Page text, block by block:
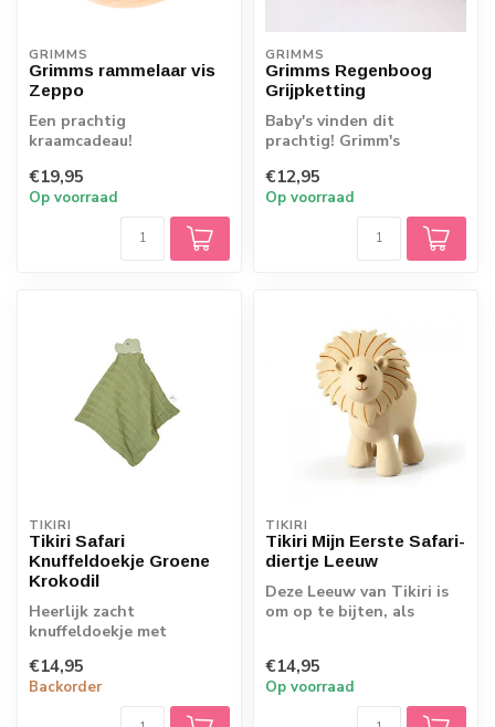
GRIMMS
Grimms rammelaar vis
Zeppo
Een prachtig
kraamcadeau!
€19,95
Op voorraad
GRIMMS
Grimms Regenboog
Grijpketting
Baby's vinden dit
prachtig! Grimm's
van de regenboog....
€12,95
Op voorraad
TIKIRI
Tikiri Safari
Knuffeldoekje Groene
Krokodil
Heerlijk zacht
knuffeldoekje met
natuurlijk rubber. Het z...
€14,95
Backorder
TIKIRI
Tikiri Mijn Eerste Safari-
diertje Leeuw
Deze Leeuw van Tikiri is
om op te bijten, als
€14,95
Op voorraad